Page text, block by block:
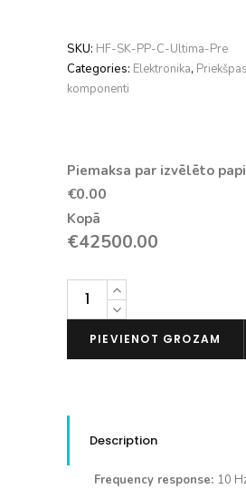
SKU: HF-SK-PP-C-Ultima-Pre
Categories: Elektronika,
komponenti
Piemaksa par izvēlēto
€0.00
Kopā
€42500.00
Chord
daudzums
PIEVIENOT GROZAM
Description
Frequency response: 10